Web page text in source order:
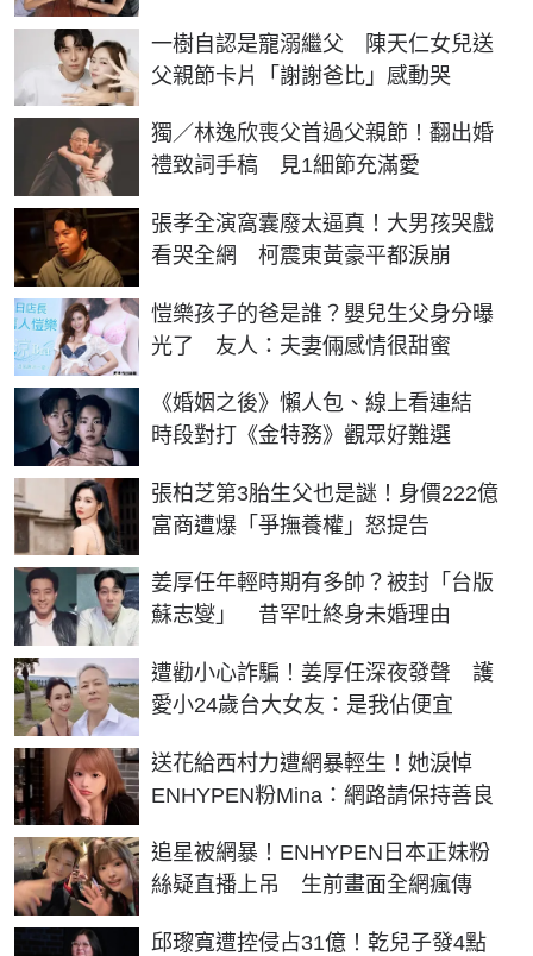
一樹自認是寵溺繼父 陳天仁女兒送
父親節卡片「謝謝爸比」感動哭
獨／林逸欣喪父首過父親節！翻出婚
禮致詞手稿 見1細節充滿愛
張孝全演窩囊廢太逼真！大男孩哭戲
看哭全網 柯震東黃豪平都淚崩
愷樂孩子的爸是誰？嬰兒生父身分曝
光了 友人：夫妻倆感情很甜蜜
《婚姻之後》懶人包、線上看連結
時段對打《金特務》觀眾好難選
張柏芝第3胎生父也是謎！身價222億
富商遭爆「爭撫養權」怒提告
姜厚任年輕時期有多帥？被封「台版
蘇志燮」 昔罕吐終身未婚理由
遭勸小心詐騙！姜厚任深夜發聲 護
愛小24歲台大女友：是我佔便宜
送花給西村力遭網暴輕生！她淚悼
ENHYPEN粉Mina：網路請保持善良
追星被網暴！ENHYPEN日本正妹粉
絲疑直播上吊 生前畫面全網瘋傳
邱瓈寬遭控侵占31億！乾兒子發4點